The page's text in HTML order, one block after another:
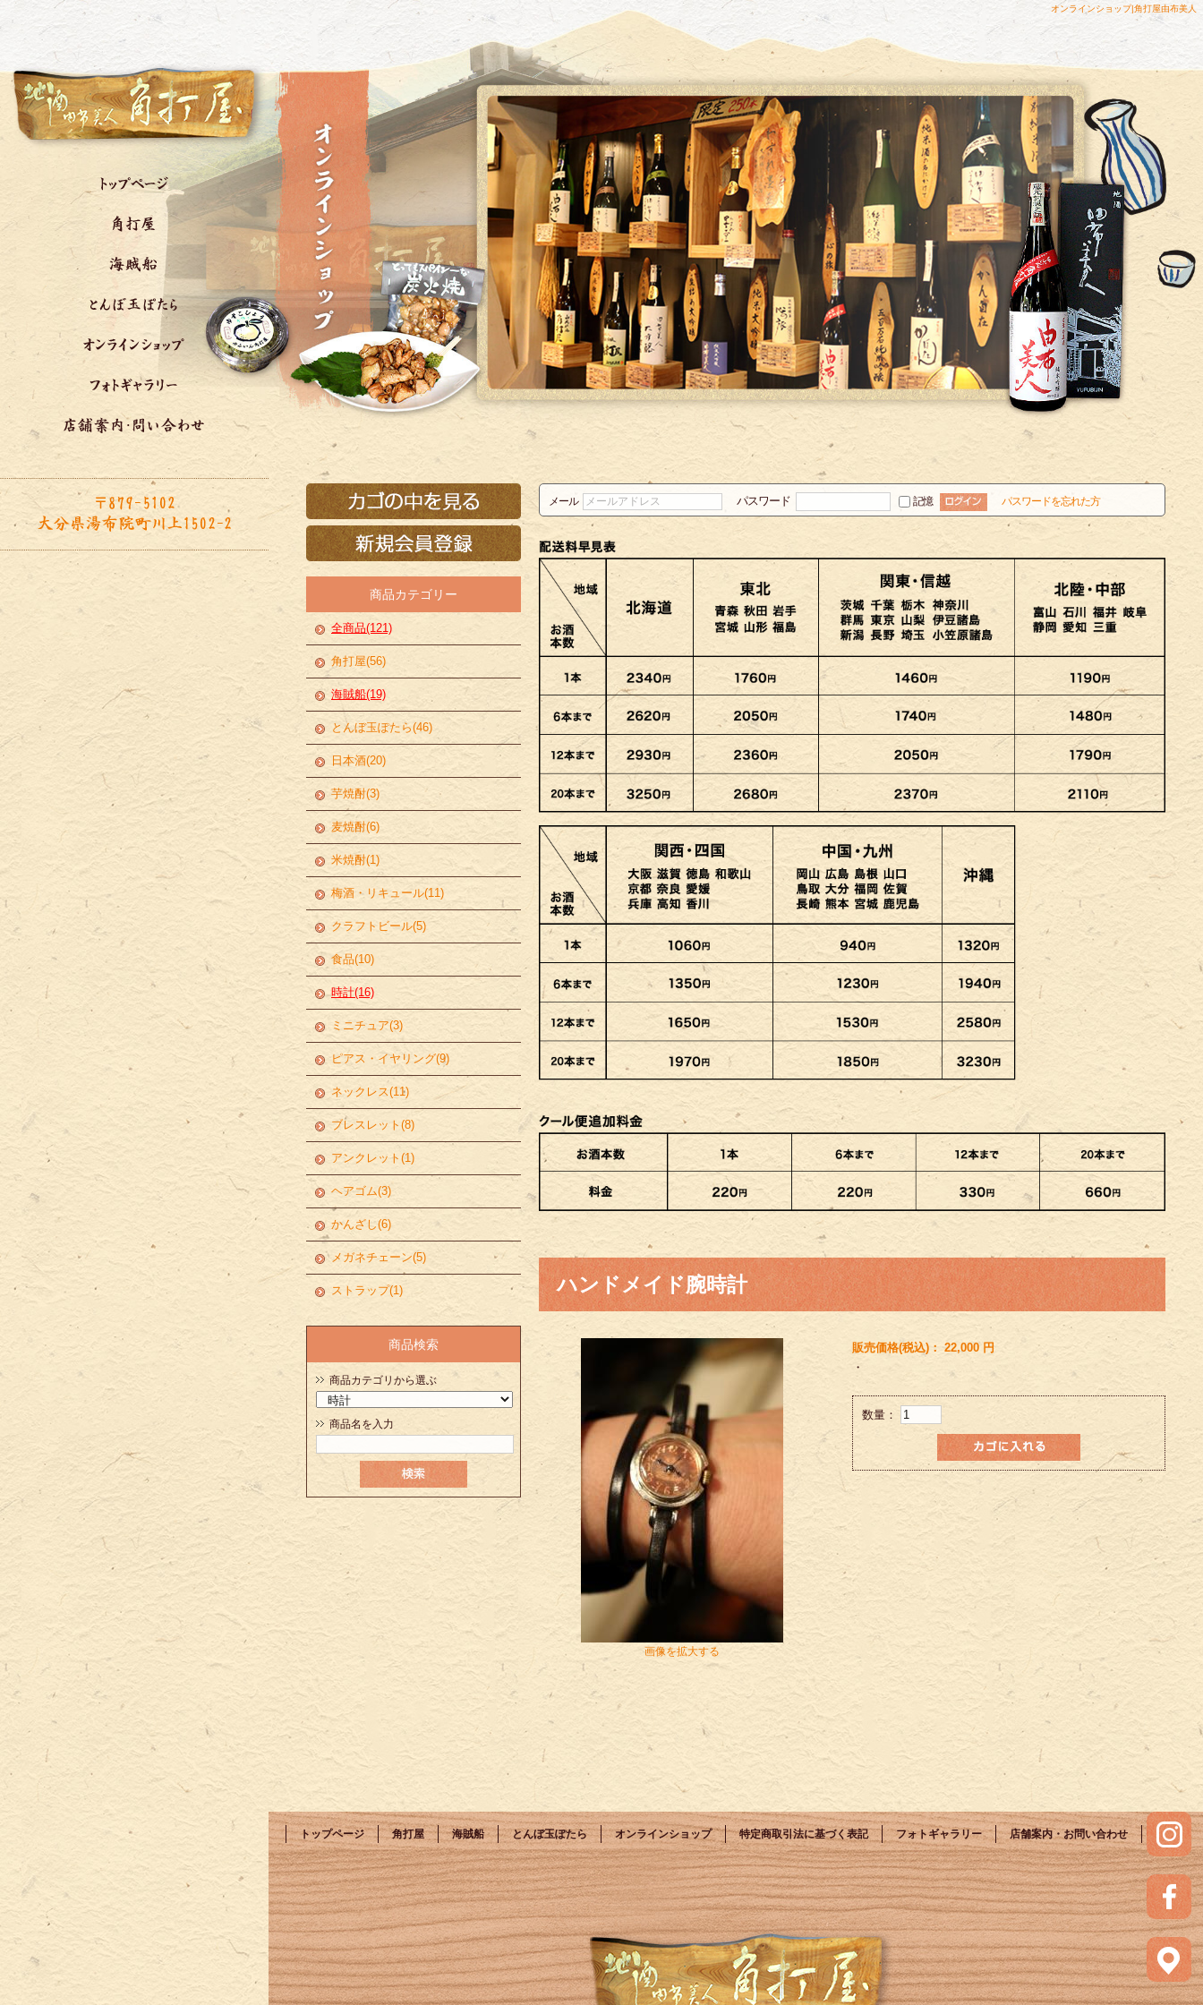
オンラインショップ|角打屋由布美人
商品カテゴリー
全商品(121)
角打屋(56)
海賊船(19)
とんぼ玉ぽたら(46)
日本酒(20)
芋焼酎(3)
麦焼酎(6)
米焼酎(1)
梅酒・リキュール(11)
クラフトビール(5)
食品(10)
時計(16)
ミニチュア(3)
ピアス・イヤリング(9)
ネックレス(11)
ブレスレット(8)
アンクレット(1)
ヘアゴム(3)
かんざし(6)
メガネチェーン(5)
ストラップ(1)
商品検索
商品カテゴリから選ぶ
商品名を入力
メール パスワード 記憶 パスワードを忘れた方
ハンドメイド腕時計
画像を拡大する
販売価格(税込)： 22,000 円
・
数量：
トップページ 角打屋 海賊船 とんぼ玉ぽたら オンラインショップ 特定商取引法に基づく表記 フォトギャラリー 店舗案内・お問い合わせ